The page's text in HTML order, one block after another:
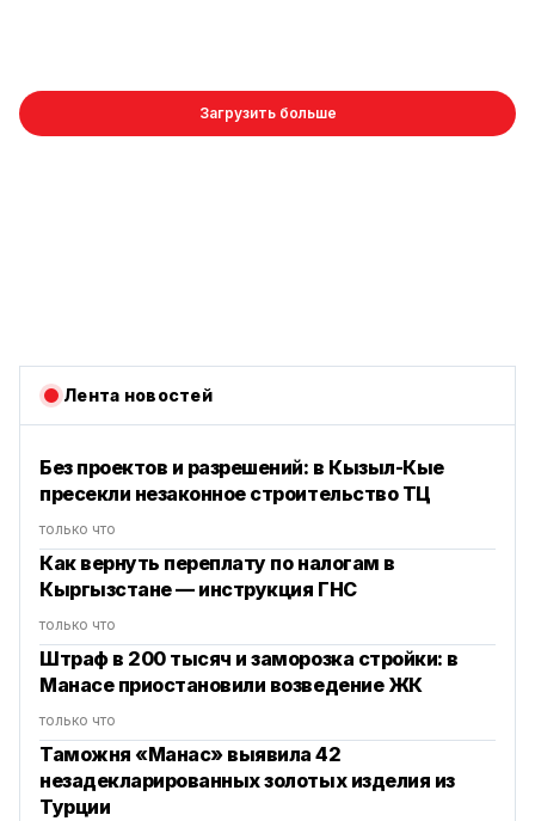
Загрузить больше
Лента новостей
Без проектов и разрешений: в Кызыл-Кые
пресекли незаконное строительство ТЦ
только что
Как вернуть переплату по налогам в
Кыргызстане — инструкция ГНС
только что
Штраф в 200 тысяч и заморозка стройки: в
Манасе приостановили возведение ЖК
только что
Таможня «Манас» выявила 42
незадекларированных золотых изделия из
Турции